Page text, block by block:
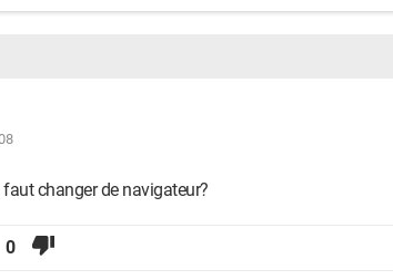
changer de navigateur?
0